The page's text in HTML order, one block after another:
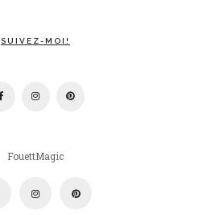
SUIVEZ-MOI!
FouettMagic